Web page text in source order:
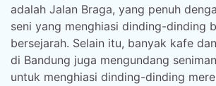
adalah Jalan Braga, yang penuh
seni yang menghiasi dinding-dinding
bersejarah. Selain itu, banyak kafe
di Bandung juga mengundang
untuk menghiasi dinding-dinding